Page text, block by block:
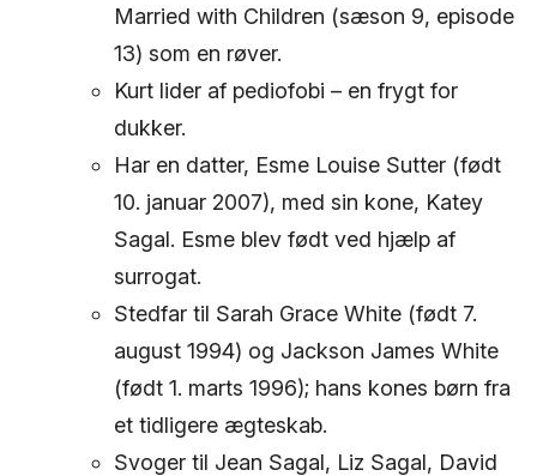
Married with Children (sæson 9, episode
13) som en røver.
Kurt lider af pediofobi – en frygt for
dukker.
Har en datter, Esme Louise Sutter (født
10. januar 2007), med sin kone, Katey
Sagal. Esme blev født ved hjælp af
surrogat.
Stedfar til Sarah Grace White (født 7.
august 1994) og Jackson James White
(født 1. marts 1996); hans kones børn fra
et tidligere ægteskab.
Svoger til Jean Sagal, Liz Sagal, David